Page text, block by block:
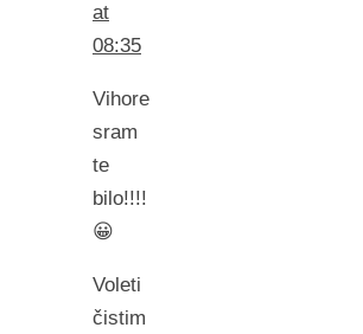
at
08:35
Vihore
sram
te
bilo!!!!
😀
Voleti
čistim